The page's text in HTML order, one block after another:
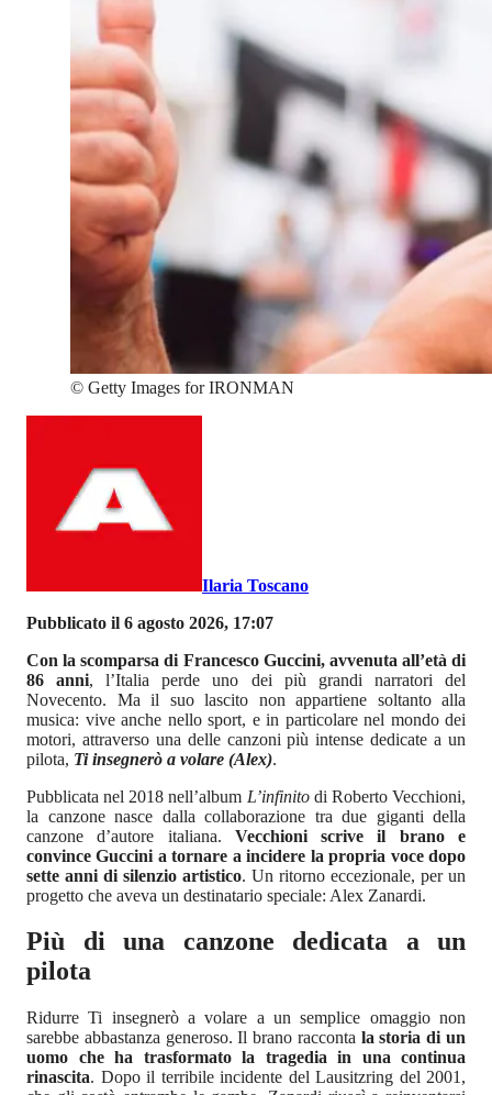
© Getty Images for IRONMAN
Ilaria Toscano
Pubblicato il 6 agosto 2026, 17:07
Con la scomparsa di Francesco Guccini, avvenuta all’età di
86 anni, l’Italia perde uno dei più grandi narratori del
Novecento. Ma il suo lascito non appartiene soltanto alla
musica: vive anche nello sport, e in particolare nel mondo dei
motori, attraverso una delle canzoni più intense dedicate a un
pilota, Ti insegnerò a volare (Alex).
Pubblicata nel 2018 nell’album L’infinitodi Roberto Vecchioni,
la canzone nasce dalla collaborazione tra due giganti della
canzone d’autore italiana. Vecchioni scrive il brano e
convince Guccini a tornare a incidere la propria voce dopo
sette anni di silenzio artistico. Un ritorno eccezionale, per un
progetto che aveva un destinatario speciale: Alex Zanardi.
Più di una canzone dedicata a un
pilota
Ridurre Ti insegnerò a volare a un semplice omaggio non
sarebbe abbastanza generoso. Il brano racconta la storia di un
uomo che ha trasformato la tragedia in una continua
rinascita. Dopo il terribile incidente del Lausitzring del 2001,